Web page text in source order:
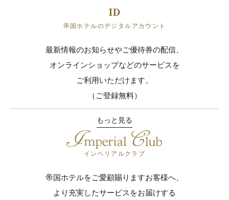
帝国ホテルのデジタルアカウント
最新情報のお知らせやご優待券の配信、
オンラインショップなどのサービスを
ご利用いただけます。
（ご登録無料）
もっと見る
インペリアルクラブ
帝国ホテルをご愛顧賜りますお客様へ、
より充実したサービスをお届けする